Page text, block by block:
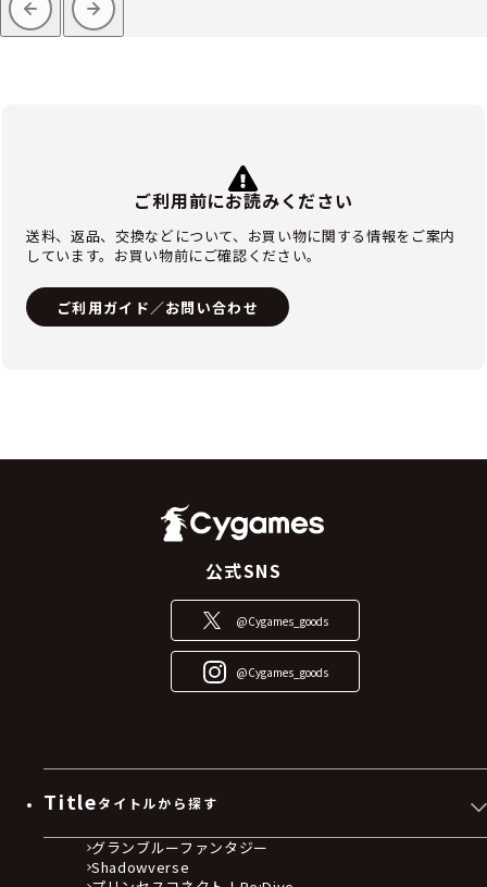
ご利用前にお読みください
送料、返品、交換などについて、お買い物に関する情報をご案内
しています。お買い物前にご確認ください。
ご利用ガイド／お問い合わせ
公式SNS
@Cygames_goods
@Cygames_goods
Titleタイトルから探す
グランブルーファンタジー
Shadowverse